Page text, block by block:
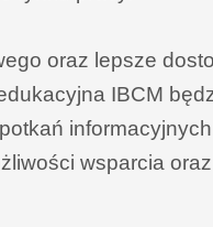
oraz lepsze
IBCM
wsparcia